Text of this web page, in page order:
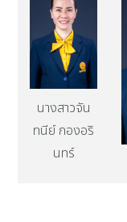
นางสาวจัน
ทนีย์ กองอริ
นทร์